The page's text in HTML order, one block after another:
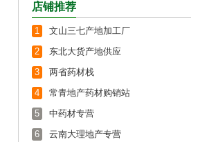
店铺推荐
1
文山三七产地加工厂
2
东北大货产地供应
3
两省药材栈
4
常青地产药材购销站
5
中药材专营
6
云南大理地产专营